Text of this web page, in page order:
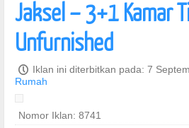
Jaksel – 3+1 Kamar
Unfurnished
P Iklan ini diterbitkan pada: 7
Rumah
Nomor Iklan: 8741